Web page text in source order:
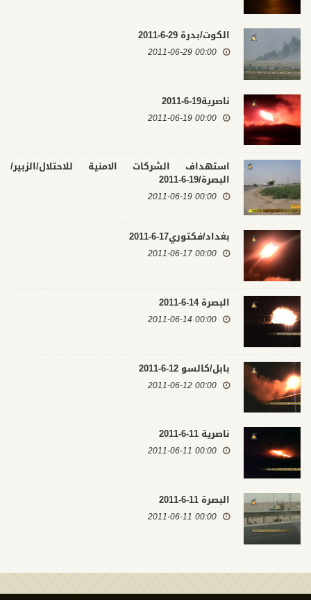
الكوت/بدرة 29-6-2011
00:00 2011-06-29
ناصرية19-6-2011
00:00 2011-06-19
استهداف الشركات الامنية للاحتلال/الزبير/
البصرة/19-6-2011
00:00 2011-06-19
بغداد/فكتوري17-6-2011
00:00 2011-06-17
البصرة 14-6-2011
00:00 2011-06-14
بابل/كالسو 12-6-2011
00:00 2011-06-12
ناصرية 11-6-2011
00:00 2011-06-11
البصرة 11-6-2011
00:00 2011-06-11